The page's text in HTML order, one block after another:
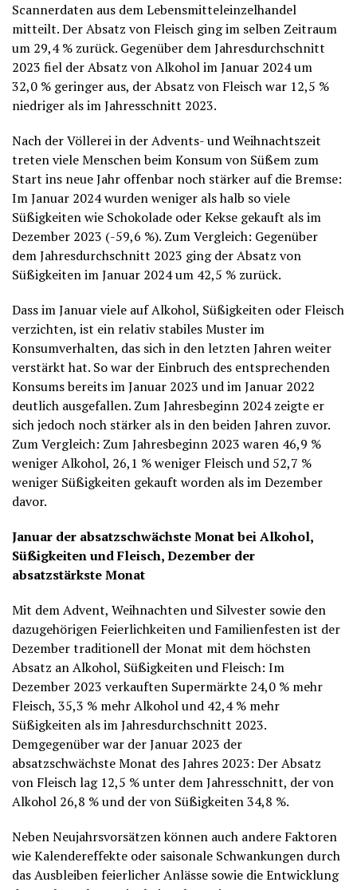
Scannerdaten aus dem Lebensmitteleinzelhandel
mitteilt. Der Absatz von Fleisch ging im selben Zeitraum
um 29,4 % zurück. Gegenüber dem Jahresdurchschnitt
2023 fiel der Absatz von Alkohol im Januar 2024 um
32,0 % geringer aus, der Absatz von Fleisch war 12,5 %
niedriger als im Jahresschnitt 2023.
Nach der Völlerei in der Advents- und Weihnachtszeit
treten viele Menschen beim Konsum von Süßem zum
Start ins neue Jahr offenbar noch stärker auf die Bremse:
Im Januar 2024 wurden weniger als halb so viele
Süßigkeiten wie Schokolade oder Kekse gekauft als im
Dezember 2023 (-59,6 %). Zum Vergleich: Gegenüber
dem Jahresdurchschnitt 2023 ging der Absatz von
Süßigkeiten im Januar 2024 um 42,5 % zurück.
Dass im Januar viele auf Alkohol, Süßigkeiten oder Fleisch
verzichten, ist ein relativ stabiles Muster im
Konsumverhalten, das sich in den letzten Jahren weiter
verstärkt hat. So war der Einbruch des entsprechenden
Konsums bereits im Januar 2023 und im Januar 2022
deutlich ausgefallen. Zum Jahresbeginn 2024 zeigte er
sich jedoch noch stärker als in den beiden Jahren zuvor.
Zum Vergleich: Zum Jahresbeginn 2023 waren 46,9 %
weniger Alkohol, 26,1 % weniger Fleisch und 52,7 %
weniger Süßigkeiten gekauft worden als im Dezember
davor.
Januar der absatzschwächste Monat bei Alkohol,
Süßigkeiten und Fleisch, Dezember der
absatzstärkste Monat
Mit dem Advent, Weihnachten und Silvester sowie den
dazugehörigen Feierlichkeiten und Familienfesten ist der
Dezember traditionell der Monat mit dem höchsten
Absatz an Alkohol, Süßigkeiten und Fleisch: Im
Dezember 2023 verkauften Supermärkte 24,0 % mehr
Fleisch, 35,3 % mehr Alkohol und 42,4 % mehr
Süßigkeiten als im Jahresdurchschnitt 2023.
Demgegenüber war der Januar 2023 der
absatzschwächste Monat des Jahres 2023: Der Absatz
von Fleisch lag 12,5 % unter dem Jahresschnitt, der von
Alkohol 26,8 % und der von Süßigkeiten 34,8 %.
Neben Neujahrsvorsätzen können auch andere Faktoren
wie Kalendereffekte oder saisonale Schwankungen durch
das Ausbleiben feierlicher Anlässe sowie die Entwicklung